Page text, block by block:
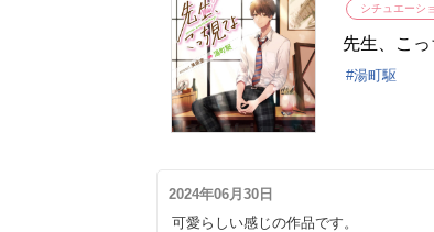
シチュエーシ
先生、こ
湯町駆
2024年06月30日
可愛らしい感じの作品です。